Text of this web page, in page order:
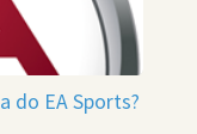
do EA Sports?